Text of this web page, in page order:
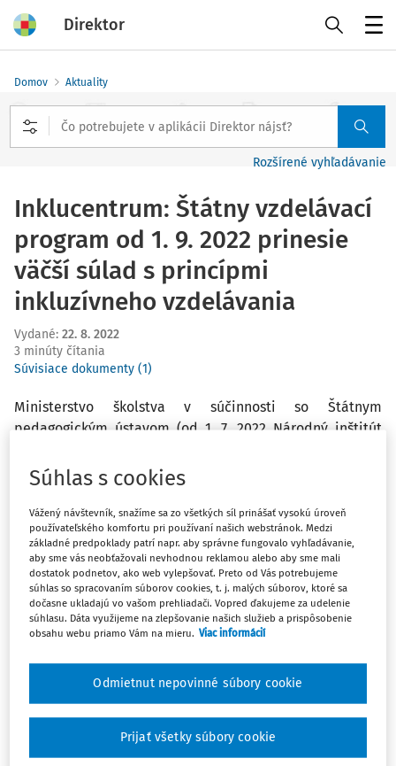
Direktor
Domov Aktuality
Rozšírené vyhľadávanie
Inklucentrum: Štátny vzdelávací
program od 1. 9. 2022 prinesie
väčší súlad s princípmi
inkluzívneho vzdelávania
Vydané: 22. 8. 2022
3 minúty čítania
Súvisiace dokumenty (1)
Ministerstvo školstva v súčinnosti so Štátnym
pedagogickým ústavom (od 1. 7. 2022 Národný inštitút
novýdodatok č. 11 k Štátnemu vzdelávaciemu programu
Zmeny prichádzajú v nadväznosti na novelu školského
zákona a nové vyhlášky. V nadväznosti na tieto
zmenybudú zverejnenéaj obdobné zmeny v
jednotlivýchvzdelávacích programoch pre daný typ
znevýhodnenia , aj s ďalšími podrobnejšímiúpravami pre
žiakov so ŠVVP.
kompletná konsolidovaná verzia
verzia so sledovaním zmien
Novinky štátneho vzdelávacieho programu
1. Zdôraznenie slobody školy pri rozdelení štandardov
Súhlas s cookies
Vážený návštevník, snažíme sa zo všetkých síl prinášať vysokú úroveň
používateľského komfortu pri používaní našich webstránok. Medzi
základné predpoklady patrí napr. aby správne fungovalo vyhľadávanie,
aby sme vás neobťažovali nevhodnou reklamou alebo aby sme mali
dostatok podnetov, ako web vylepšovať. Preto od Vás potrebujeme
súhlas so spracovaním súborov cookies, t. j. malých súborov, ktoré sa
dočasne ukladajú vo vašom prehliadači. Vopred ďakujeme za udelenie
súhlasu. Dáta využijeme na zlepšovanie našich služieb a prispôsobenie
obsahu webu priamo Vám na mieru. Viac informácií
Odmietnut nepovinné súbory cookie
Prijať všetky súbory cookie